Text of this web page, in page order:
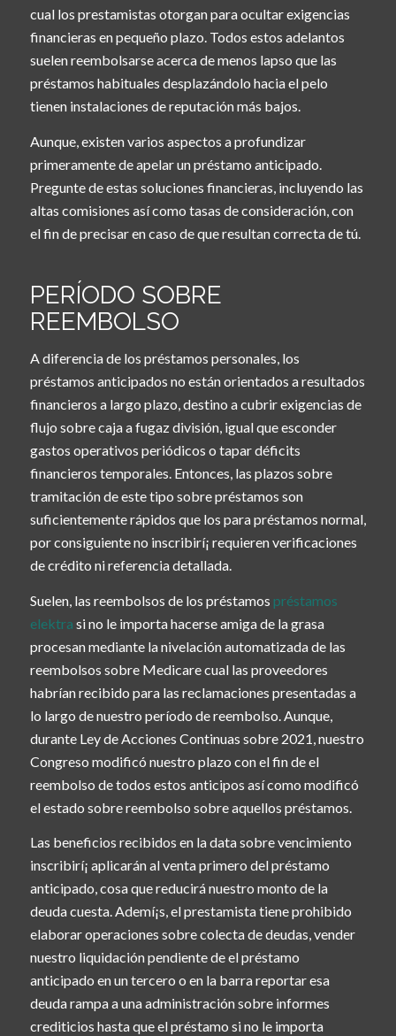
cual los prestamistas otorgan para ocultar exigencias
financieras en pequeño plazo. Todos estos adelantos
suelen reembolsarse acerca de menos lapso que las
préstamos habituales desplazándolo hacia el pelo
tienen instalaciones de reputación más bajos.
Aunque, existen varios aspectos a profundizar
primeramente de apelar un préstamo anticipado.
Pregunte de estas soluciones financieras, incluyendo las
altas comisiones así­ como tasas de consideración, con
el fin de precisar en caso de que resultan correcta de tú.
PERÍODO SOBRE
REEMBOLSO
A diferencia de los préstamos personales, los
préstamos anticipados no están orientados a resultados
financieros a largo plazo, destino a cubrir exigencias de
flujo sobre caja a fugaz división, igual que esconder
gastos operativos periódicos o tapar déficits
financieros temporales. Entonces, las plazos sobre
tramitación de este tipo sobre préstamos son
suficientemente rápidos que los para préstamos normal,
por consiguiente no inscribirí¡ requieren verificaciones
de crédito ni referencia detallada.
Suelen, las reembolsos de los préstamos préstamos
elektra si no le importa hacerse amiga de la grasa
procesan mediante la nivelación automatizada de las
reembolsos sobre Medicare cual las proveedores
habrían recibido para las reclamaciones presentadas a
lo largo de nuestro período de reembolso. Aunque,
durante Ley de Acciones Continuas sobre 2021, nuestro
Congreso modificó nuestro plazo con el fin de el
reembolso de todos estos anticipos así­ como modificó
el estado sobre reembolso sobre aquellos préstamos.
Las beneficios recibidos en la data sobre vencimiento
inscribirí¡ aplicarán al venta primero del préstamo
anticipado, cosa que reducirá nuestro monto de la
deuda cuesta. Ademí¡s, el prestamista tiene prohibido
elaborar operaciones sobre colecta de deudas, vender
nuestro liquidación pendiente de el préstamo
anticipado en un tercero o en la barra reportar esa
deuda rampa a una administración sobre informes
crediticios hasta que el préstamo si no le importa